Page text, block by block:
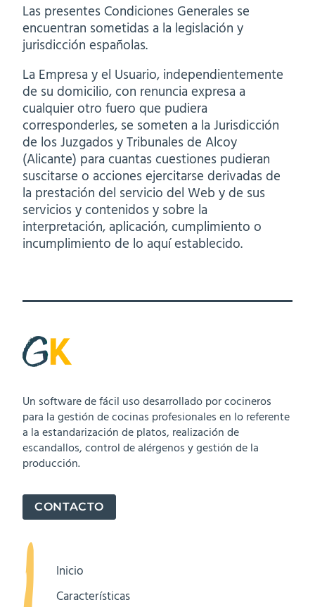
Las presentes Condiciones Generales se
encuentran sometidas a la legislación y
jurisdicción españolas.
La Empresa y el Usuario, independientemente
de su domicilio, con renuncia expresa a
cualquier otro fuero que pudiera
corresponderles, se someten a la Jurisdicción
de los Juzgados y Tribunales de Alcoy
(Alicante) para cuantas cuestiones pudieran
suscitarse o acciones ejercitarse derivadas de
la prestación del servicio del Web y de sus
servicios y contenidos y sobre la
interpretación, aplicación, cumplimiento o
incumplimiento de lo aquí establecido.
Un software de fácil uso desarrollado por cocineros
para la gestión de cocinas profesionales en lo referente
a la estandarización de platos, realización de
escandallos, control de alérgenos y gestión de la
producción.
CONTACTO
Inicio
Características